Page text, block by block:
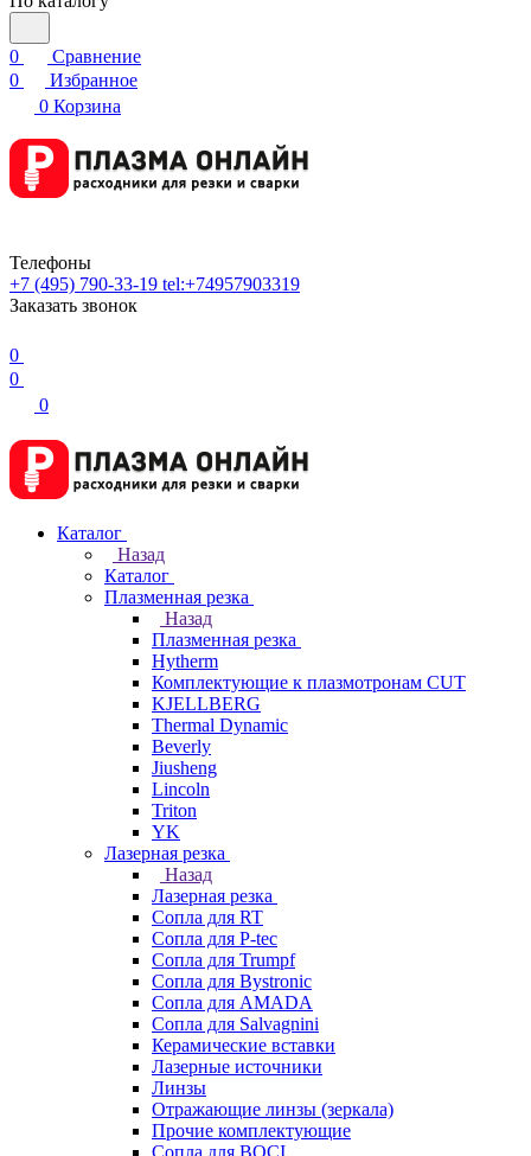
0
Сравнение
0
Избранное
0 Корзина
Телефоны
+7 (495) 790-33-19 tel:+74957903319
Заказать звонок
0
0
0
Каталог
Назад
Каталог
Плазменная резка
Назад
Плазменная резка
Hytherm
Комплектующие к плазмотронам CUT
KJELLBERG
Thermal Dynamic
Beverly
Jiusheng
Lincoln
Triton
YK
Лазерная резка
Назад
Лазерная резка
Сопла для RT
Сопла для P-tec
Сопла для Trumpf
Сопла для Bystronic
Сопла для AMADA
Сопла для Salvagnini
Керамические вставки
Лазерные источники
Линзы
Отражающие линзы (зеркала)
Прочие комплектующие
Сопла для BOCI